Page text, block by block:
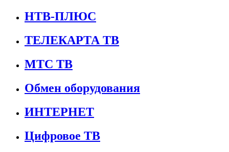
НТВ-ПЛЮС
ТЕЛЕКАРТА ТВ
МТС ТВ
Обмен оборудования
ИНТЕРНЕТ
Цифровое ТВ